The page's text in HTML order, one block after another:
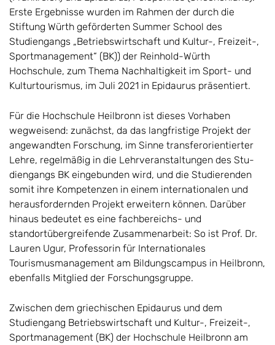
Erste Ergebnisse wurden im Rahmen der durch die
Stiftung Würth geförderten Summer School des
Studiengangs „Betriebswirtschaft und Kultur-, Freizeit-,
Sportmanagement“ (BK)) der Reinhold-Würth
Hochschule, zum Thema Nachhaltigkeit im Sport- und
Kultur­tourismus, im Juli 2021 in Epidaurus präsentiert.
Für die Hochschule Heilbronn ist dieses Vorhaben
wegweisend: zunächst, da das langfristige Projekt der
angewandten Forschung, im Sinne transferorien­tier­ter
Lehre, regelmäßig in die Lehrveranstaltungen des Stu­
dien­gangs BK ein­ge­bunden wird, und die Studierenden
somit ihre Kompetenzen in einem interna­tionalen und
herausfordernden Projekt erweitern können. Darüber
hinaus be­deu­tet es eine fachbereichs- und
standortübergreifende Zusammen­arbeit: So ist Prof. Dr.
Lauren Ugur, Professorin für Internationales
Tourismusmanage­ment am Bildungscampus in Heilbronn,
ebenfalls Mitglied der Forschungs­gruppe.
Zwischen dem griechischen Epidaurus und dem
Studiengang Betriebswirtschaft und Kultur-, Freizeit-,
Sportmanagement (BK) der Hochschule Heilbronn am